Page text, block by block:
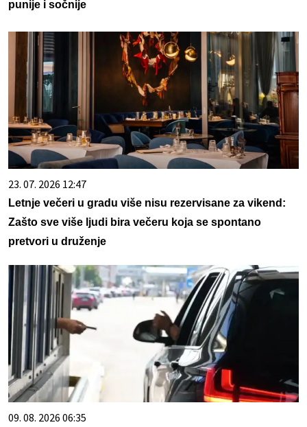
punije i sočnije
23. 07. 2026 12:47
Letnje večeri u gradu više nisu rezervisane za vikend:
Zašto sve više ljudi bira večeru koja se spontano
pretvori u druženje
09. 08. 2026 06:35